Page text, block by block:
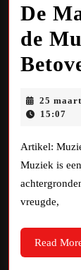
De
de
25
15:07
Artikel:
Muziek is
vreugde,
Read